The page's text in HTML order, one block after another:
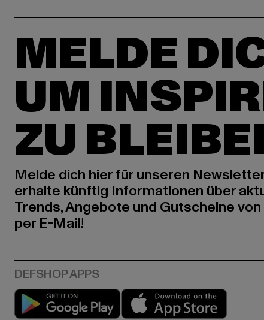
MELDE
UM
ZU
Melde dich hier für unseren
erhalte künftig Informationen über
Trends, Angebote und Gutscheine
per E-Mail!
Play market